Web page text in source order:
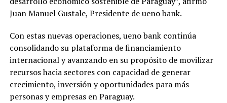
Juan Manuel Gustale, Presidente de ueno bank.
Con estas nuevas operaciones, ueno bank continúa
consolidando su plataforma de financiamiento
internacional y avanzando en su propósito de movilizar
recursos hacia sectores con capacidad de generar
crecimiento, inversión y oportunidades para más
personas y empresas en Paraguay.